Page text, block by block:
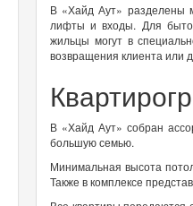
В «Хайд Аут» разделены
лифты и входы. Для
жильцы могут в
возвращения клиента или
В «Хайд Аут» собран
большую семью.
Минимальная высота
Также в комплексе